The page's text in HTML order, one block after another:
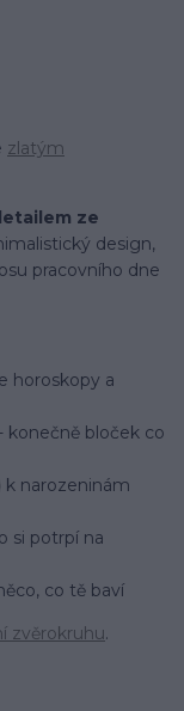
zlatým
ze
design,
pracovního dne
horoskopy a
konečně bloček co
k narozeninám
si potrpí na
co tě baví
zvěrokruhu.